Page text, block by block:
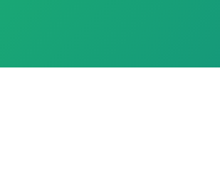
para vender produtos, oferecer
pelos canais oficiais. 🔐 Priorize sempre
oportunidade de economizar!